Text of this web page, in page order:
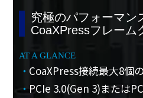
究極のパフォーマン
CoaXPressフレーム
AT A GLANCE
CoaXPress接続最大8個
PCIe 3.0(Gen 3)または